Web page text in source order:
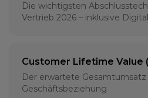
Die wichtigsten
Vertrieb 2026 – inklusive
Customer Lifetime Value
Der erwartete
Geschäftsbeziehung